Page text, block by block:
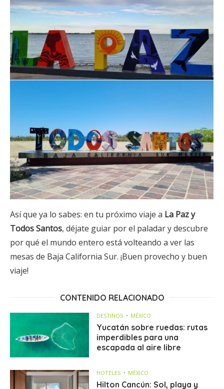
Así que ya lo sabes: en tu próximo viaje a La Paz y
Todos Santos, déjate guiar por el paladar y descubre
por qué el mundo entero está volteando a ver las
mesas de Baja California Sur. ¡Buen provecho y buen
viaje!
CONTENIDO RELACIONADO
DESTINOS MÉXICO
Yucatán sobre ruedas: rutas
imperdibles para una
escapada al aire libre
HOTELES MÉXICO
Hilton Cancún: Sol, playa y